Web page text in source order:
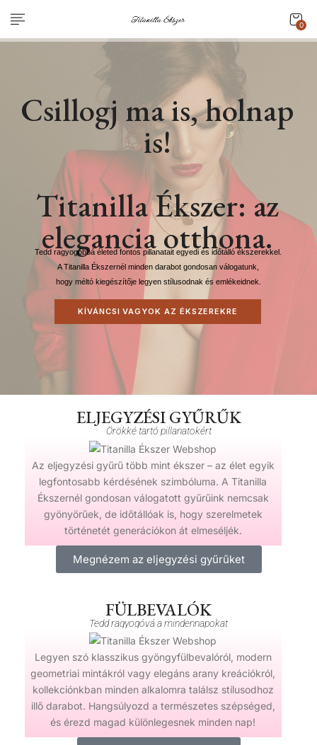
0
Tedd ragyogóbbá életed fontos pillanatait egyedi és időtálló ékszerekkel.
A Titanilla Ékszernél minden darabot gondosan válogatunk,
hogy méltó kiegészítője legyen stílusodnak és emlékeidnek.
KÍVÁNCSI VAGYOK AZ ÉKSZEREKRE
Csillogj ma is, holnap
is!
Titanilla Ékszer: az
elegancia otthona.
ELJEGYZÉSI GYŰRŰK
Örökké tartó pillanatokért
Az eljegyzési gyűrű több mint ékszer – az élet egyik
legfontosabb kérdésének szimbóluma. A Titanilla
Ékszernél gondosan válogatott gyűrűink nemcsak
gyönyörűek, de időtállóak is, hogy szerelmetek
történetét generációkon át elmeséljék.
Megnézem az eljegyzési gyűrűket
FÜLBEVALÓK
Tedd ragyogóvá a mindennapokat
Legyen szó klasszikus gyöngyfülbevalóról, modern
geometriai mintákról vagy elegáns arany kreációkról,
kollekciónkban minden alkalomra találsz stílusodhoz
illő darabot. Hangsúlyozd a természetes szépséged,
és érezd magad különlegesnek minden nap!